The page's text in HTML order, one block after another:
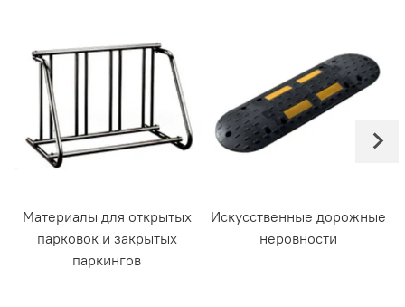
Материалы для открытых
парковок и закрытых
паркингов
Искусственные дорожные
неровности